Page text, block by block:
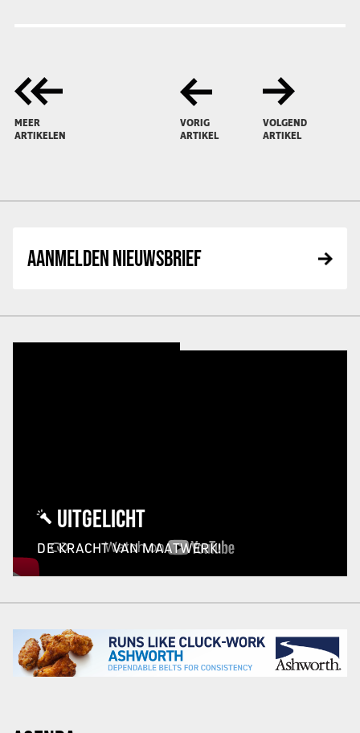
MEER
ARTIKELEN
VORIG
ARTIKEL
VOLGEND
ARTIKEL
AANMELDEN NIEUWSBRIEF
UITGELICHT
DE KRACHT VAN MAATWERK!